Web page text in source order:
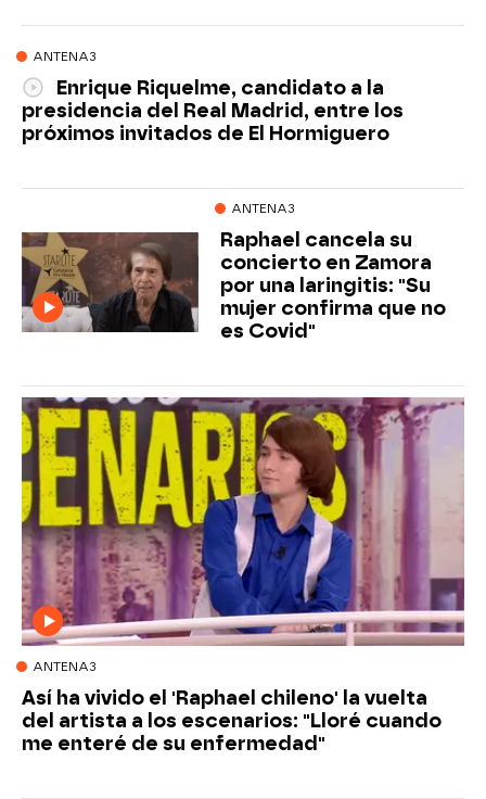
ANTENA3
Enrique Riquelme, candidato a la
presidencia del Real Madrid, entre los
próximos invitados de El Hormiguero
ANTENA3
Raphael cancela su
concierto en Zamora
por una laringitis: "Su
mujer confirma que no
es Covid"
ANTENA3
Así ha vivido el 'Raphael chileno' la vuelta
del artista a los escenarios: "Lloré cuando
me enteré de su enfermedad"